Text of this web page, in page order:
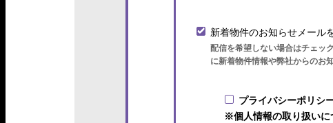
新着物件のお知らせメール
配信を希望しない場合はチェッ
に新着物件情報や弊社からのお
プライバシーポリシ
※個人情報の取り扱いに